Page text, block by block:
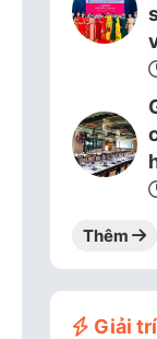
Thêm
Giải trí